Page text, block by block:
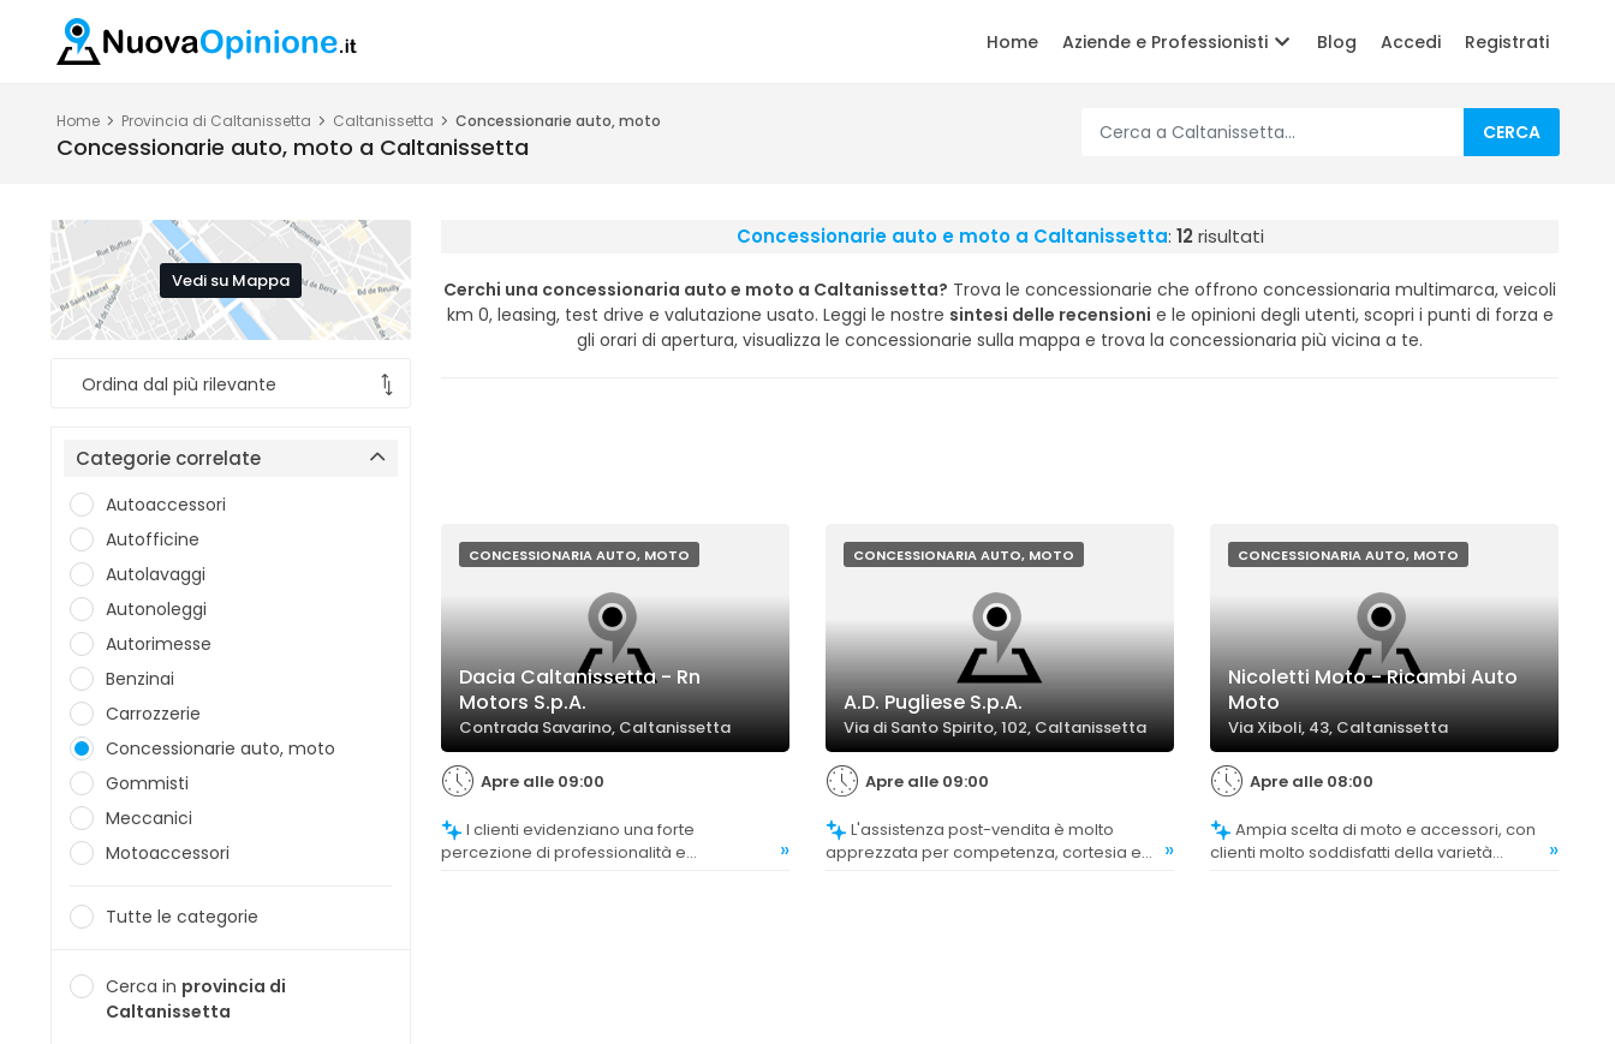
Home Aziende e Professionisti Blog Accedi Registrati
Home Provincia di Caltanissetta Caltanissetta Concessionarie auto, moto
Concessionarie auto, moto a Caltanissetta
CERCA
Vedi su Mappa
Categorie correlate
Autoaccessori
Autofficine
Autolavaggi
Autonoleggi
Autorimesse
Benzinai
Carrozzerie
Concessionarie auto, moto
Gommisti
Meccanici
Motoaccessori
Tutte le categorie
Cerca in provincia di
Caltanissetta
Concessionarie auto e moto a Caltanissetta: 12risultati
Cerchi una concessionaria auto e moto a Caltanissetta? Trova le concessionarie che offrono concessionaria multimarca, veicoli
km 0, leasing, test drive e valutazione usato. Leggi le nostre sintesi delle recensioni e le opinioni degli utenti, scopri i punti di forza e
gli orari di apertura, visualizza le concessionarie sulla mappa e trova la concessionaria più vicina a te.
CONCESSIONARIA AUTO, MOTO
Dacia Caltanissetta - Rn
Motors S.p.A.
Contrada Savarino, Caltanissetta
Apre alle 09:00
percezione di professionalità e
»
CONCESSIONARIA AUTO, MOTO
A.D. Pugliese S.p.A.
Via di Santo Spirito, 102, Caltanissetta
Apre alle 09:00
L'assistenza post-vendita è molto
apprezzata per competenza, cortesia e
»
CONCESSIONARIA AUTO, MOTO
Nicoletti Moto - Ricambi Auto
Moto
Via Xiboli, 43, Caltanissetta
Apre alle 08:00
Ampia scelta di moto e accessori, con
clienti molto soddisfatti della varietà
»